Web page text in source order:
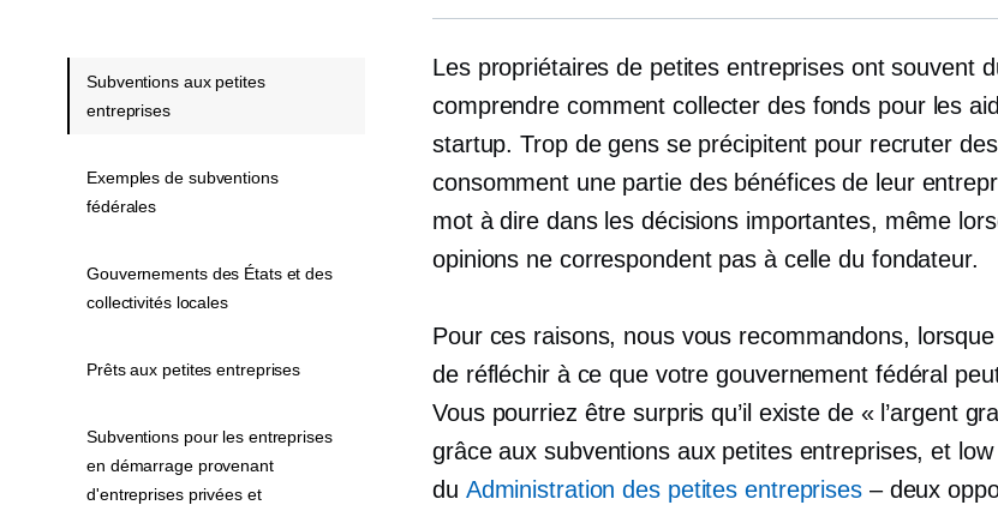
Les propriétaires de petites entreprises ont souvent
comprendre comment collecter des fonds pour les
startup. Trop de gens se précipitent pour recruter
consomment une partie des bénéfices de leur
mot à dire dans les décisions importantes, même
opinions ne correspondent pas à celle du fondateur.
Pour ces raisons, nous vous recommandons,
de réfléchir à ce que votre gouvernement fédéral
Vous pourriez être surpris qu’il existe de « l’argent
grâce aux subventions aux petites entreprises, et
du Administration des petites entreprises– deux
Subventions aux petites
entreprises
Exemples de subventions
fédérales
Gouvernements des États et des
collectivités locales
Prêts aux petites entreprises
Subventions pour les entreprises
en démarrage provenant
d'entreprises privées et